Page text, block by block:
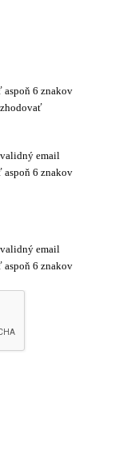
aspoň 6 znakov
zhodovať
email
aspoň 6 znakov
email
aspoň 6 znakov